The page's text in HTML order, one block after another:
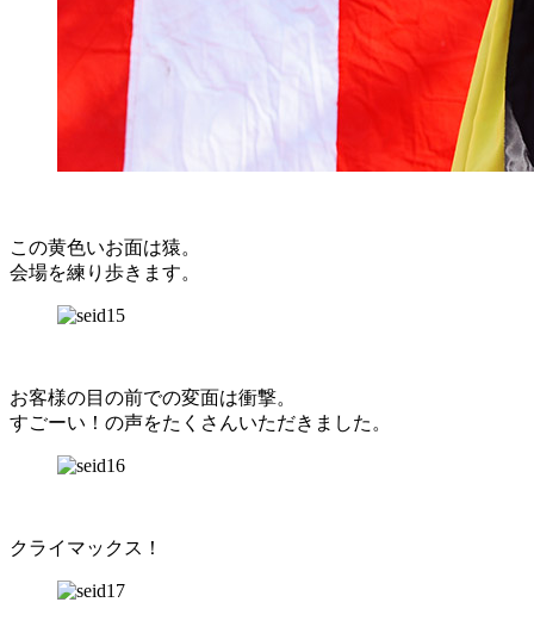
この黄色いお面は猿。
会場を練り歩きます。
お客様の目の前での変面は衝撃。
すごーい！の声をたくさんいただきました。
クライマックス！